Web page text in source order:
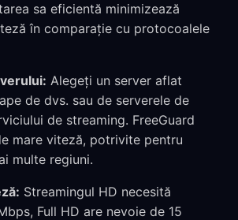
sa eficientă minimizează
în comparație cu protocoalele
Alegeți un server aflat
de dvs. sau de serverele de
de streaming. FreeGuard
mare viteză, potrivite pentru
multe regiuni.
Streamingul HD necesită
Full HD are nevoie de 15